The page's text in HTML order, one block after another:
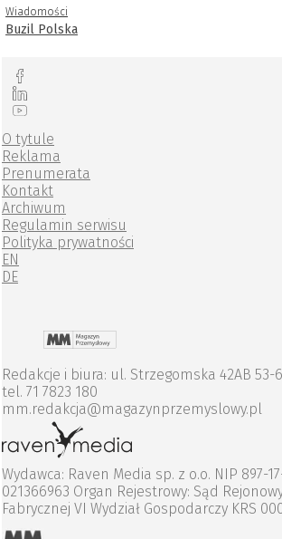
Wiadomości
Buzil Polska
O tytule
Reklama
Prenumerata
Kontakt
Archiwum
Regulamin serwisu
Polityka prywatności
EN
DE
Redakcje i biura: ul. Strzegomska 42AB 53-
tel. 71 7823 180
mm.redakcja@magazynprzemyslowy.pl
Wydawca: Raven Media sp. z o.o. NIP 897-
021366963 Organ Rejestrowy: Sąd
Fabrycznej VI Wydział Gospodarczy KRS